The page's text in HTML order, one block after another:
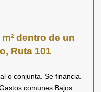
dentro de un
Ruta 101
o conjunta. Se financia.
comunes Bajos